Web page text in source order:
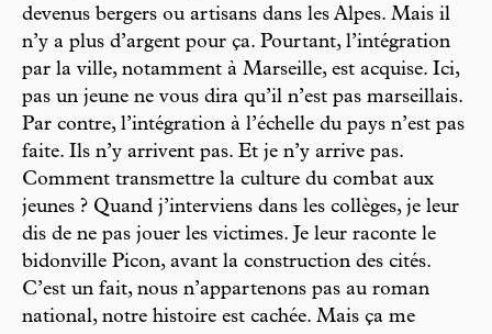
devenus bergers ou artisans dans les Alpes. Mais il
n’y a plus d’argent pour ça. Pourtant, l’intégration
par la ville, notamment à Marseille, est acquise. Ici,
pas un jeune ne vous dira qu’il n’est pas marseillais.
Par contre, l’intégration à l’échelle du pays n’est pas
faite. Ils n’y arrivent pas. Et je n’y arrive pas.
Comment transmettre la culture du combat aux
jeunes ? Quand j’interviens dans les collèges, je leur
dis de ne pas jouer les victimes. Je leur raconte le
bidonville Picon, avant la construction des cités.
C’est un fait, nous n’appartenons pas au roman
national, notre histoire est cachée. Mais ça me